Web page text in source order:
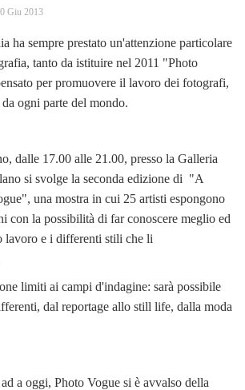
Giu 2013
ha sempre prestato un'attenzione particolare
tanto da istituire nel 2011 "Photo
per promuovere il lavoro dei fotografi,
ogni parte del mondo.
dalle 17.00 alle 21.00, presso la Galleria
si svolge la seconda edizione di "A
una mostra in cui 25 artisti espongono
con la possibilità di far conoscere meglio ed
lavoro e i differenti stili che li
limiti ai campi d'indagine: sarà possibile
dal reportage allo still life, dalla moda
a oggi, Photo Vogue si è avvalso della